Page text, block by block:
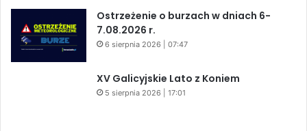
Ostrzeżenie o burzach w dniach 6-
7.08.2026 r.
6 sierpnia 2026 | 07:47
XV Galicyjskie Lato z Koniem
5 sierpnia 2026 | 17:01